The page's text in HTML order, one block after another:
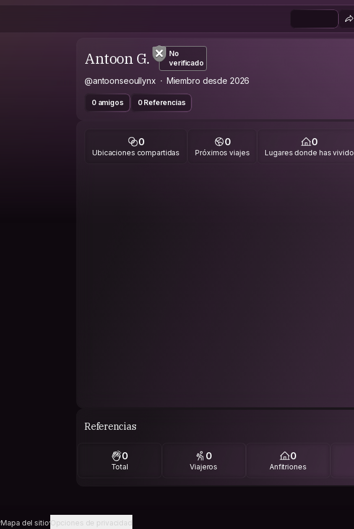
Antoon G.
No
verificado
@antoonseoullynx Miembro desde 2026
0 amigos 0 Referencias
0
Ubicaciones compartidas
0
Próximos viajes
0
Lugares donde has vivido
Referencias
0
Total
0
Viajeros
0
Anfitriones
Mapa del sitioOpciones de privacidad